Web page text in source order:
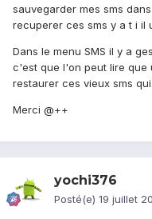
sauvegarder mes sms
recuperer ces sms y a t i il
Dans le menu SMS il y a
c'est que l'on peut lire que
restaurer ces vieux sms
Merci @++
yochi376
Posté(e) 19 juillet